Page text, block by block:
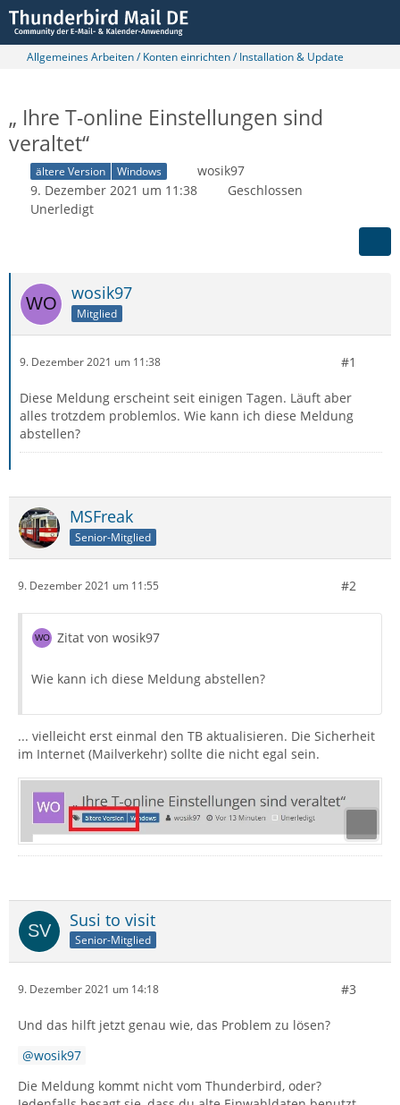
Allgemeines Arbeiten / Konten einrichten / Installation & Update
„ Ihre T-online Einstellungen sind
veraltet“
ältere Version Windows
wosik97
9. Dezember 2021 um 11:38
Geschlossen
Unerledigt
wosik97
Mitglied
9. Dezember 2021 um 11:38 #1
Diese Meldung erscheint seit einigen Tagen. Läuft aber
alles trotzdem problemlos. Wie kann ich diese Meldung
abstellen?
MSFreak
Senior-Mitglied
9. Dezember 2021 um 11:55 #2
Zitat von wosik97
Wie kann ich diese Meldung abstellen?
... vielleicht erst einmal den TB aktualisieren. Die Sicherheit
im Internet (Mailverkehr) sollte die nicht egal sein.
Susi to visit
Senior-Mitglied
9. Dezember 2021 um 14:18 #3
Und das hilft jetzt genau wie, das Problem zu lösen?
wosik97
Die Meldung kommt nicht vom Thunderbird, oder?